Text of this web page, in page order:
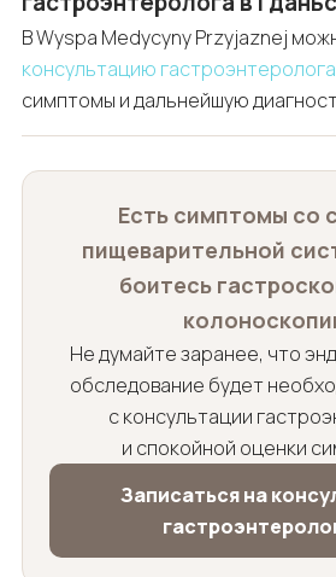
В Wyspa Medycyny Przyjaznej
консультацию гастроэнтеролога
симптомы и дальнейшую
Есть симптомы со
пищеварительной
боитесь
Не думайте заранее, что
обследование будет
с консультации
и спокойной оценки
Записаться на